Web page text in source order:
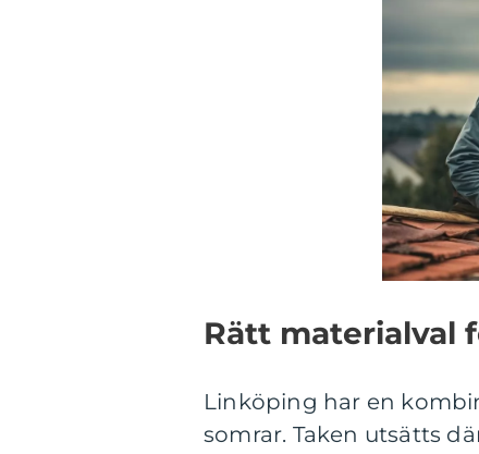
Rätt materialval
Linköping har en
somrar. Taken utsätts